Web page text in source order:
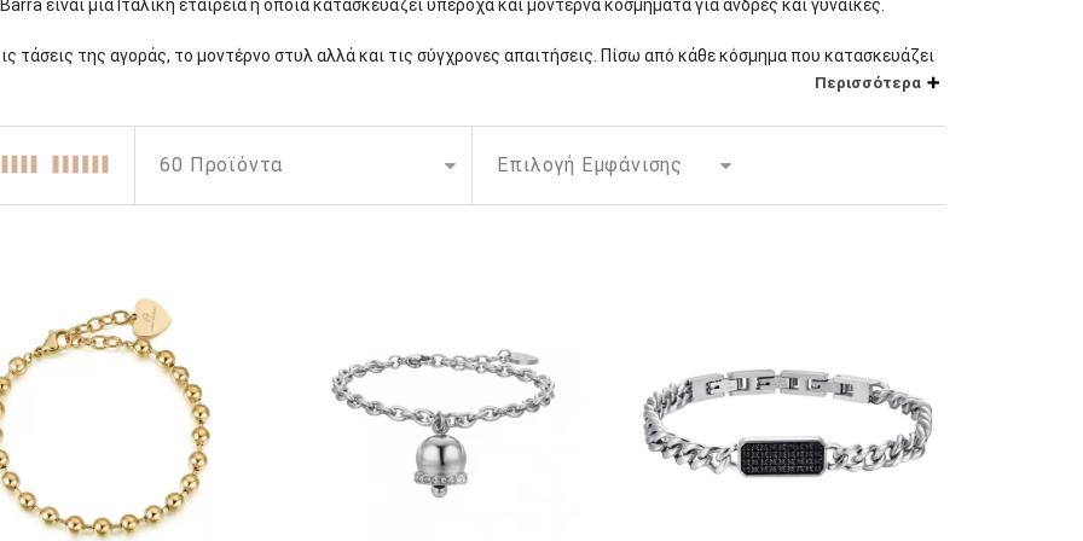
είναι μια Ιταλική εταιρεία η οποία κατασκευάζει υπέροχα και μοντέρνα κοσμήματα για άνδρες και γυναίκες.
τάσεις της αγοράς, το μοντέρνο στυλ αλλά και τις σύγχρονες απαιτήσεις. Πίσω από κάθε κόσμημα που κατασκευάζει
μια άρτια ισορροπία μεταξύ ποιότητας και τιμής. Η μεγάλη γκάμα συλλογών της, στοχεύει να ικανοποιήσει
τα τρία κύρια χαρακτηριστικά που ταυτίζονται πλήρως με τη δομή της εταιρείας και τη διαφοροποιούν από την
δύναμη στον κόσμο της Luca Barra, καθώς χάρη σε αυτή τα όνειρα μπορούν να γίνουν πραγματικά, θέτονται
ανάγκη για πρόοδο και καινοτομία.
είναι και αυτό που την κάνει να ξεχωρίζει και αποτελεί κατά κάποιο τρόπο την υπογραφή της στο χώρο του
διαφάνειας προς τους πελάτες και τους συνεργάτες της και είναι μια γνήσια ζωντάνια που κάνει όλες τις
Ιταλία, με προσοχή στην λεπτομέρεια, χρήση άριστων υλικών και καινοτομιών. Μια βασική επιδίωξη της
σχεδίων, της ποιοτικής υπεροχής των κοσμημάτων της αλλά και της χρήσης τεχνολογιών αιχμής.
από το καλύτερης ποιότητας υποαλλεργικό ανοξείδωτο ατσάλι ή άλλα πολύτιμα μέταλλα, χωρίς νικέλιο ή
Περισσότερα